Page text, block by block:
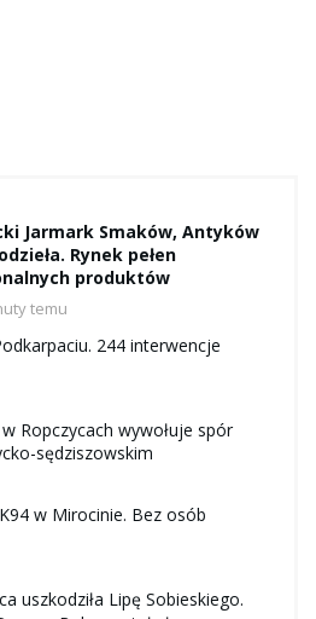
Jarmark Smaków, Antyków
Rynek pełen
produktów
temu
244 interwencje
Ropczycach wywołuje spór
sędziszowskim
w Mirocinie. Bez osób
uszkodziła Lipę Sobieskiego.